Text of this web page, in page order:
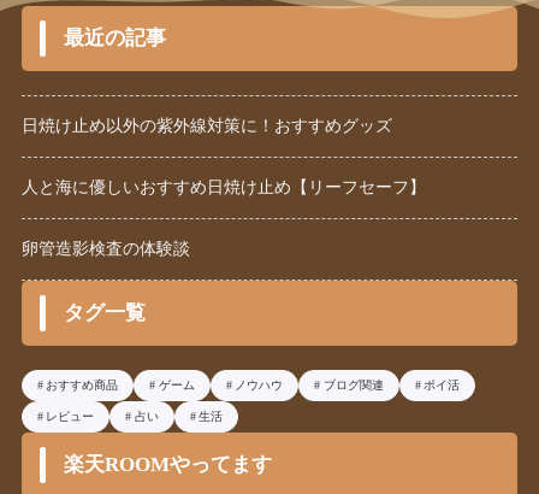
最近の記事
日焼け止め以外の紫外線対策に！おすすめグッズ
人と海に優しいおすすめ日焼け止め【リーフセーフ】
卵管造影検査の体験談
タグ一覧
おすすめ商品 ゲーム ノウハウ ブログ関連 ポイ活
レビュー 占い 生活
楽天ROOMやってます